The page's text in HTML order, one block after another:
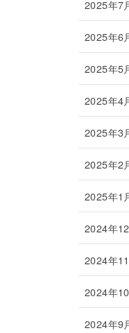
2025年7
2025年6
2025年5
2025年4
2025年3
2025年2
2025年1
2024年
2024年
2024年
2024年9